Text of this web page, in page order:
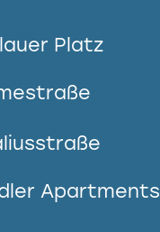
Platz
Apartments